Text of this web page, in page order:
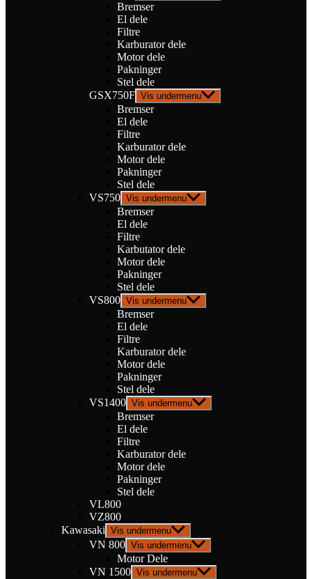
Bremser
El dele
Filtre
Karburator dele
Motor dele
Pakninger
Stel dele
GSX750F Vis undermenu
Bremser
El dele
Filtre
Karburator dele
Motor dele
Pakninger
Stel dele
VS750 Vis undermenu
Bremser
El dele
Filtre
Karbutator dele
Motor dele
Pakninger
Stel dele
VS800 Vis undermenu
Bremser
El dele
Filtre
Karburator dele
Motor dele
Pakninger
Stel dele
VS1400 Vis undermenu
Bremser
El dele
Filtre
Karburator dele
Motor dele
Pakninger
Stel dele
VL800
VZ800
Kawasaki Vis undermenu
VN 800 Vis undermenu
Motor Dele
VN 1500 Vis undermenu